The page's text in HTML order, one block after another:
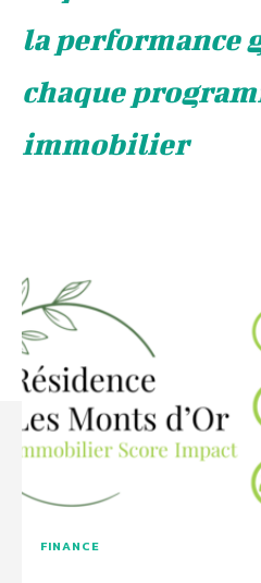
la performance
chaque
immobilier
FINANCE